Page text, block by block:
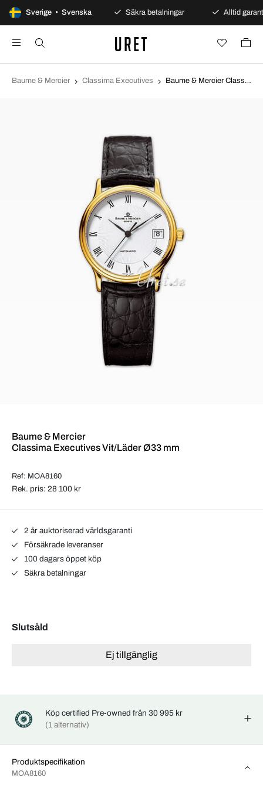
Sverige • Svenska
100 dagars öppet köp Säkra betalningar Alltid garanti
Baume & Mercier Classima Executives Baume & Mercier Classima Executives Vit/Läder Ø33 mm MOA8160
Baume & Mercier
Classima Executives Vit/Läder Ø33 mm
Ref: MOA8160
Rek. pris: 28 100 kr
2 år auktoriserad världsgaranti
Försäkrade leveranser
100 dagars öppet köp
Säkra betalningar
Slutsåld
Ej tillgänglig
Köp certified Pre-owned från 30 995 kr
(1 alternativ)
Produktspecifikation
MOA8160